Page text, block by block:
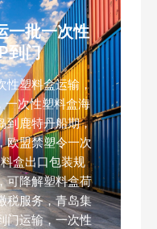
一批一次性
到门
性塑料盒运输，
一次性塑料盒海
到鹿特丹船期，
欧盟禁塑令一次
盒出口包装规
可降解塑料盒荷
税服务，青岛集
门运输，一次性